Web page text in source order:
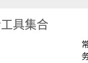
具集合